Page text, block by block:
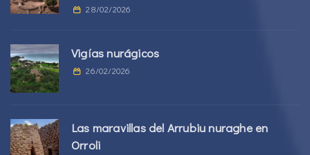
28/02/2026
Vigías nurágicos
26/02/2026
Las maravillas del Arrubiu nuraghe en
Orroli